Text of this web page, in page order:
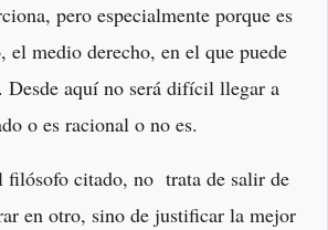
pero especialmente porque es
el medio derecho, en el que puede
Desde aquí no será difícil llegar a
o es racional o no es.
filósofo citado, no trata de salir de
en otro, sino de justificar la mejor